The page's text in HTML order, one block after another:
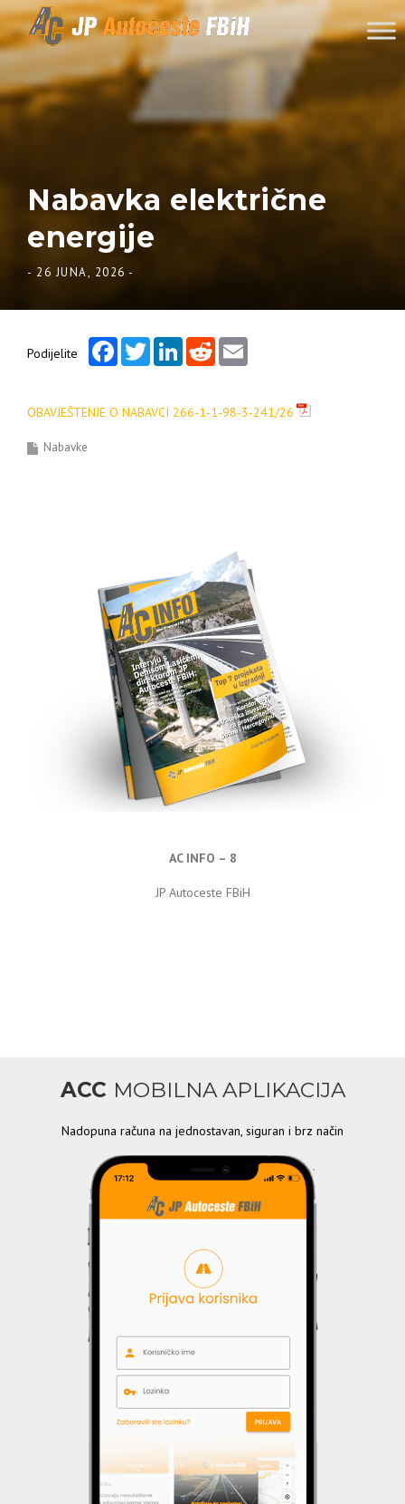
Skip to content
Nabavka električne
energije
- 26 JUNA, 2026 -
Podijelite
FacebookTwitterLinkedInReddit
OBAVJEŠTENJE O NABAVCI 266-1-1-98-3-241/26
Nabavke
AC INFO – 8
JP Autoceste FBiH
ACC MOBILNA APLIKACIJA
Nadopuna računa na jednostavan, siguran i brz način